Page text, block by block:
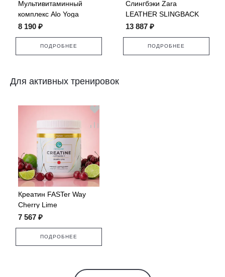
Мультивитаминный
комплекс Alo Yoga
Superfood
8 190 ₽
ПОДРОБНЕЕ
Слингбэки Zara
LEATHER SLINGBACK
FLATS
13 887 ₽
ПОДРОБНЕЕ
Для активных тренировок
Креатин FASTer Way
Cherry Lime
7 567 ₽
ПОДРОБНЕЕ